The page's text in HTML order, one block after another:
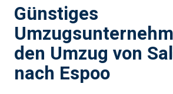
Günstiges
den Umzug von
nach Espoo